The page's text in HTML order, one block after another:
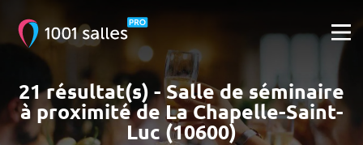
21 résultat(s) - Salle de séminaire
à proximité de La Chapelle-Saint-
Luc (10600)